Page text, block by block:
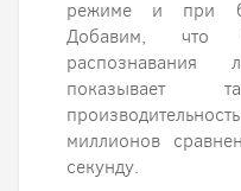
режиме и при
Добавим, что
миллионов
секунду.